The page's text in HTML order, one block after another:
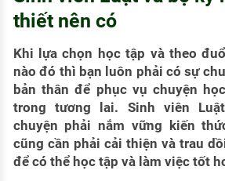
CÔNG TY
Danh sách nhà tuyển dụng
Nhà tuyển dụng hàng đầu
Mẫu CV đơn giản
Mẫu CV hiện đại
PHÁP LUẬT LAO ĐỘNG
Lao động và tiền lương
Bảo hiểm và phúc lợi
Thuế thu nhập
Hồ sơ biểu mẫu
Chính sách lao động
thiết nên có
Khi lựa chọn học tập và theo
nào đó thì bạn luôn phải có sự
bản thân để phục vụ chuyện
trong tương lai. Sinh viên
chuyện phải nắm vững kiến
cũng cần phải cải thiện và trau
để có thể học tập và làm việc tốt